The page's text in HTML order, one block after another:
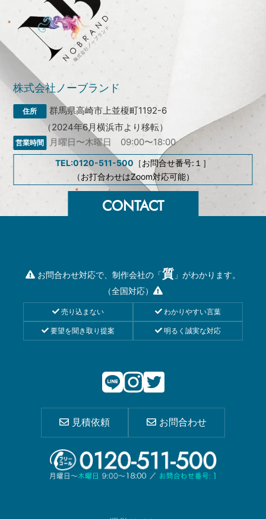
株式会社ノーブランド
群馬県高崎市上並榎町1192-6
（2024年6月横浜市より移転）
月曜日〜木曜日 09:00〜18:00
TEL:0120-511-500 ［お問合せ番号:１］
（お打合わせはZoom対応可能）
お問合わせ対応で、制作会社の「質 」がわかります。
（全国対応）
売り込まない わかりやすい言葉
要望を聞き取り提案 明るく誠実な対応
見積依頼 お問合わせ